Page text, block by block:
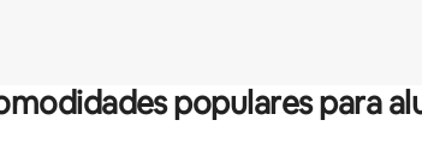
populares para